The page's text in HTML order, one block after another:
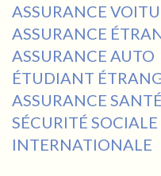
ASSURANCE
ASSURANCE
ASSURANCE AUTO
ÉTUDIANT
ASSURANCE SANTÉ
SÉCURITÉ SOCIALE
INTERNATIONALE